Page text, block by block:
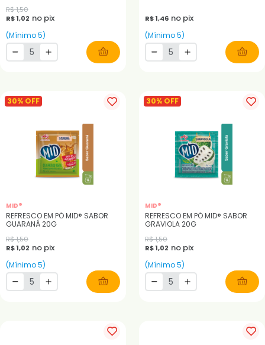
R$ 1,50
R$ 1,02 no pix
(Mínimo 5)
R$ 1,46 no pix
(Mínimo 5)
30% OFF
MID®
REFRESCO EM PÓ MID® SABOR
GUARANÁ 20G
R$ 1,50
R$ 1,02 no pix
(Mínimo 5)
30% OFF
MID®
REFRESCO EM PÓ MID® SABOR
GRAVIOLA 20G
R$ 1,50
R$ 1,02 no pix
(Mínimo 5)